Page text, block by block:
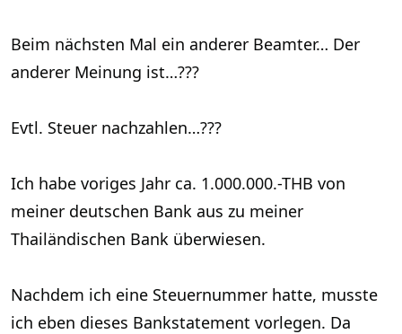
Beim nächsten Mal ein anderer Beamter… Der
anderer Meinung ist…???
Evtl. Steuer nachzahlen…???
Ich habe voriges Jahr ca. 1.000.000.-THB von
meiner deutschen Bank aus zu meiner
Thailändischen Bank überwiesen.
Nachdem ich eine Steuernummer hatte, musste
ich eben dieses Bankstatement vorlegen. Da